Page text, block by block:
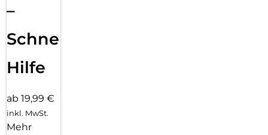
–
Schnelle
Hilfe
ab 19,99 €
inkl. MwSt.
Mehr